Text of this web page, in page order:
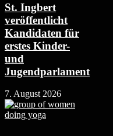
St. Ingbert
veröffentlicht
Kandidaten für
erstes Kinder-
und
Jugendparlament
7. August 2026